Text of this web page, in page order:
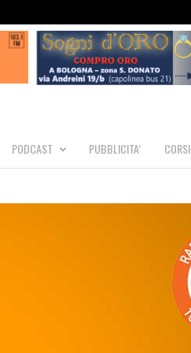
PODCAST PUBBLICITA’ CORSI